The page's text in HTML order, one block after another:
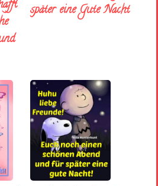
später eine Gute Nacht